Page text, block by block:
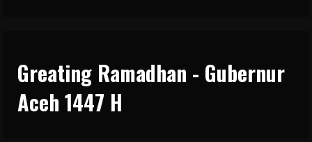
Greating Ramadhan - Gubernur
Aceh 1447 H